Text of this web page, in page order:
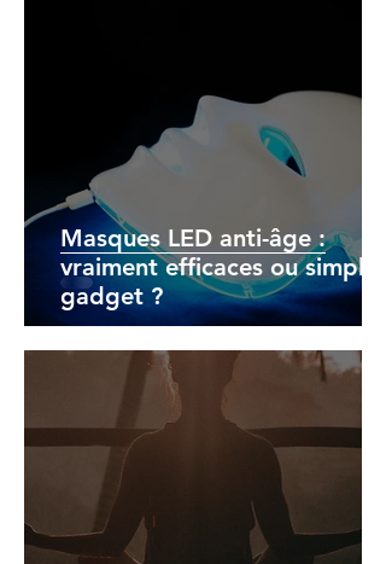
Masques LED anti-âge :
vraiment efficaces ou simple
gadget ?